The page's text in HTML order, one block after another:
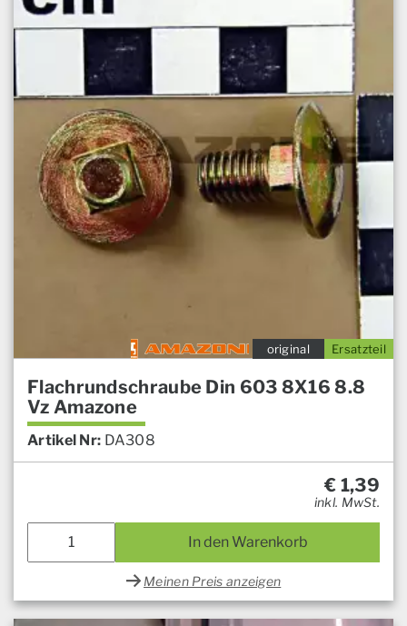
Ersatzteil
original
Flachrundschraube Din 603 8X16 8.8
Vz Amazone
Artikel Nr: DA308
€ 1,39
inkl. MwSt.
In den Warenkorb
Meinen Preis anzeigen